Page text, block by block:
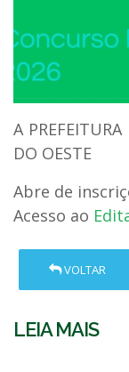
A
DO OESTE
Abre de
Acesso ao
VOLTAR
LEIA MAIS